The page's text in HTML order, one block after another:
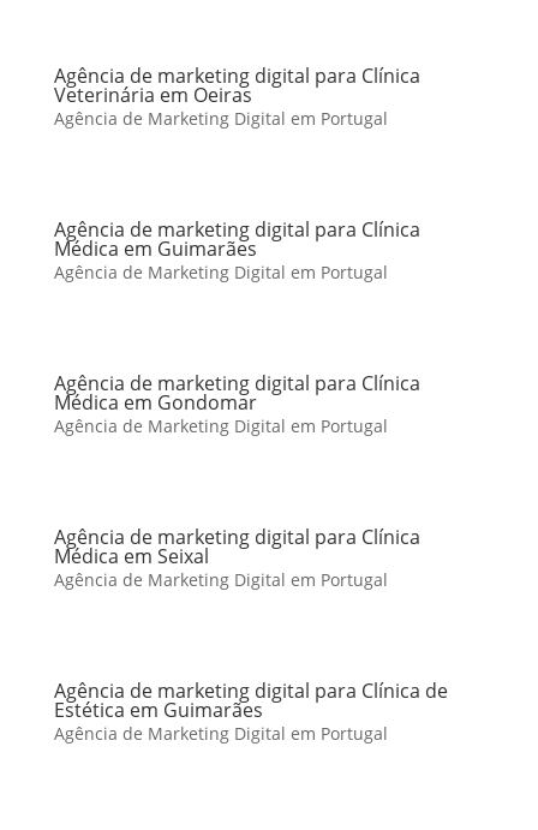
Agência de marketing digital para Clínica
Veterinária em Oeiras
Agência de Marketing Digital em Portugal
Agência de marketing digital para Clínica
Médica em Guimarães
Agência de Marketing Digital em Portugal
Agência de marketing digital para Clínica
Médica em Gondomar
Agência de Marketing Digital em Portugal
Agência de marketing digital para Clínica
Médica em Seixal
Agência de Marketing Digital em Portugal
Agência de marketing digital para Clínica de
Estética em Guimarães
Agência de Marketing Digital em Portugal